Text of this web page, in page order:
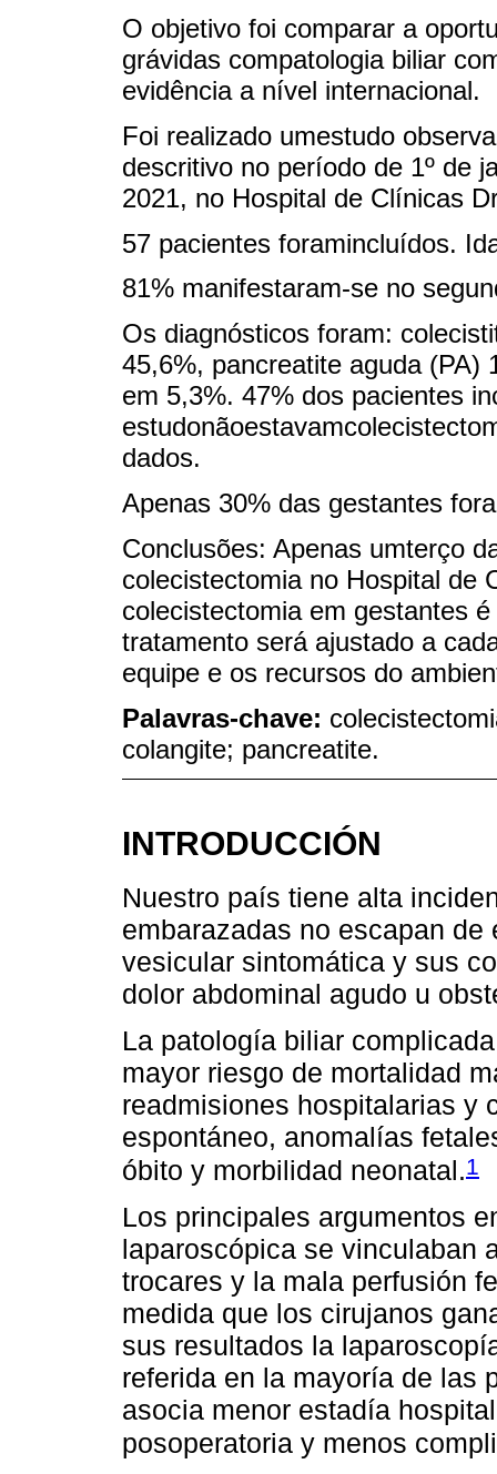
O objetivo foi comparar a
grávidas compatologia biliar
evidência a nível internacional.
Foi realizado umestudo
descritivo no período de 1º de
2021, no Hospital de Clínicas
57 pacientes foramincluídos.
81% manifestaram-se no
Os diagnósticos foram:
45,6%, pancreatite aguda (PA)
em 5,3%. 47% dos pacientes
dados.
Apenas 30% das gestantes
Conclusões: Apenas umterço
colecistectomia no Hospital de
colecistectomia em gestantes
tratamento será ajustado a
equipe e os recursos do
Palavras-chave:
colangite; pancreatite.
INTRODUCCIÓN
Nuestro país tiene alta
embarazadas no escapan
vesicular sintomática y sus
dolor abdominal agudo u
La patología biliar
mayor riesgo de mortalidad
readmisiones hospitalarias y
espontáneo, anomalías
óbito y morbilidad neonatal.1
Los principales argumentos
laparoscópica se vinculaban
trocares y la mala perfusión
medida que los cirujanos
sus resultados la
referida en la mayoría de las
asocia menor estadía
posoperatoria y menos